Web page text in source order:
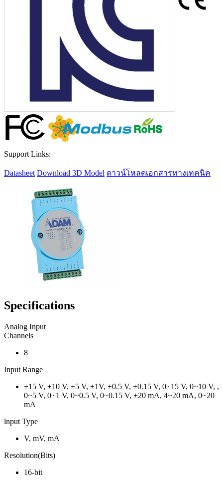
Support Links:
Datasheet Download 3D Model ดาวน์โหลดเอกสารทางเทคนิค
Specifications
Analog Input
Channels
8
Input Range
±15 V, ±10 V, ±5 V, ±1V, ±0.5 V, ±0.15 V, 0~15 V, 0~10 V, ,
0~5 V, 0~1 V, 0~0.5 V, 0~0.15 V, ±20 mA, 4~20 mA, 0~20
mA
lnput Type
V, mV, mA
Resolution(Bits)
16-bit